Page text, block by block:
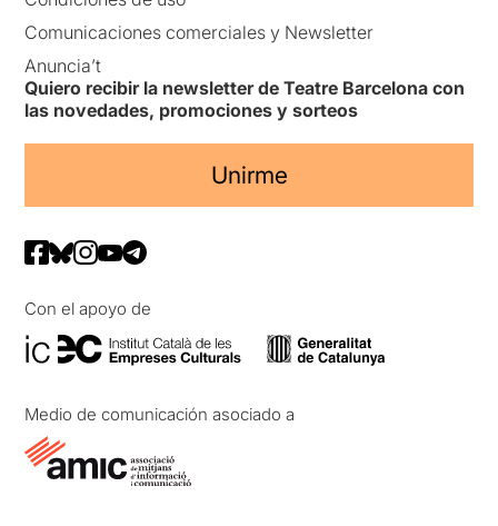
Comunicaciones comerciales y Newsletter
Anuncia’t
Quiero recibir la newsletter de Teatre Barcelona con
las novedades, promociones y sorteos
Unirme
Con el apoyo de
Medio de comunicación asociado a